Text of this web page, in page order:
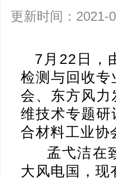
更新时间：2021-
7月22日，
检测与回收
会、东方风
维技术专题
合材料工业协
孟弋洁在致
大风电国，